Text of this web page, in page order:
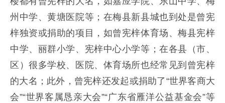
州中学、黄塘医院等；在梅县新县城也到处是曾宪
梓独资或捐助的项目，如曾宪梓体育场、梅县宪梓
中学、丽群小学、宪梓中心小学等；在各县（市、
区）很多学校、医院、体育场所也经常见到曾宪梓
的大名；此外，曾宪梓还发起或捐助了“世界客商大
会”“世界客属恳亲大会”“广东省雁洋公益基金会”等